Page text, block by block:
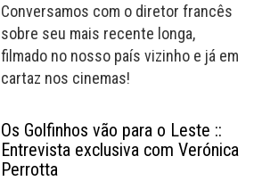
Conversamos com o diretor francês
sobre seu mais recente longa,
filmado no nosso país vizinho e já em
cartaz nos cinemas!
Os Golfinhos vão para o Leste ::
Entrevista exclusiva com Verónica
Perrotta